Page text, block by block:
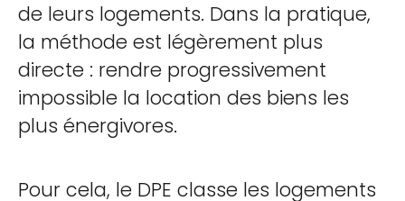
de leurs logements. Dans la pratique,
la méthode est légèrement plus
directe : rendre progressivement
impossible la location des biens les
plus énergivores.
Pour cela, le DPE classe les logements